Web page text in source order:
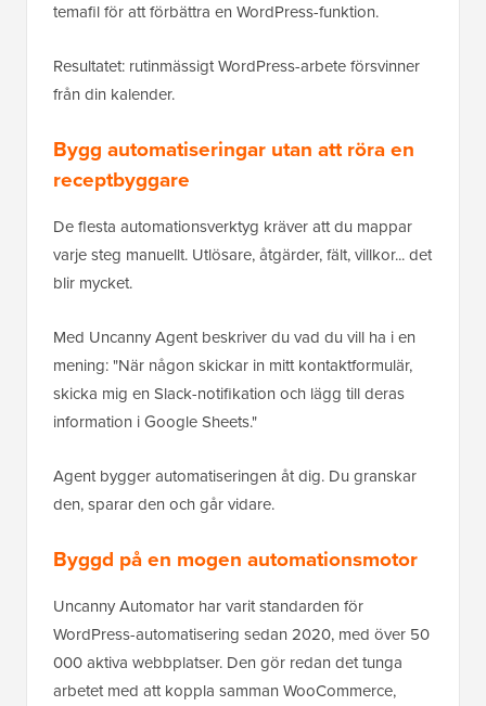
temafil för att förbättra en WordPress-funktion.
Resultatet: rutinmässigt WordPress-arbete försvinner
från din kalender.
Bygg automatiseringar utan att röra en
receptbyggare
De flesta automationsverktyg kräver att du mappar
varje steg manuellt. Utlösare, åtgärder, fält, villkor... det
blir mycket.
Med Uncanny Agent beskriver du vad du vill ha i en
mening: "När någon skickar in mitt kontaktformulär,
skicka mig en Slack-notifikation och lägg till deras
information i Google Sheets."
Agent bygger automatiseringen åt dig. Du granskar
den, sparar den och går vidare.
Byggd på en mogen automationsmotor
Uncanny Automator har varit standarden för
WordPress-automatisering sedan 2020, med över 50
000 aktiva webbplatser. Den gör redan det tunga
arbetet med att koppla samman WooCommerce,